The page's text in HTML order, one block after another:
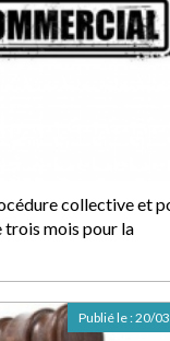
collective et
trois mois pour la
Publié le :20/